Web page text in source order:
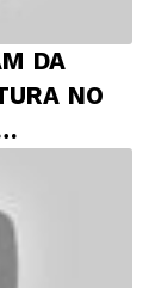
DA
NO